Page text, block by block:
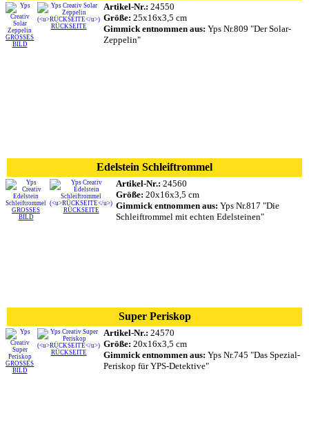
GROSSES
BILD
RÜCKSEITE
Artikel-Nr.: 24550
Größe: 25x16x3,5 cm
Gimmick entnommen aus: Yps Nr.809 "Der Solar-
Zeppelin"
Edelstein Schleiftrommel
GROSSES
BILD
RÜCKSEITE
Artikel-Nr.: 24560
Größe: 20x16x3,5 cm
Gimmick entnommen aus: Yps Nr.817 "Die
Schleiftrommel mit echten Edelsteinen"
Super Periskop
GROSSES
BILD
RÜCKSEITE
Artikel-Nr.: 24570
Größe: 20x16x3,5 cm
Gimmick entnommen aus: Yps Nr.745 "Das Spezial-
Periskop für YPS-Detektive"